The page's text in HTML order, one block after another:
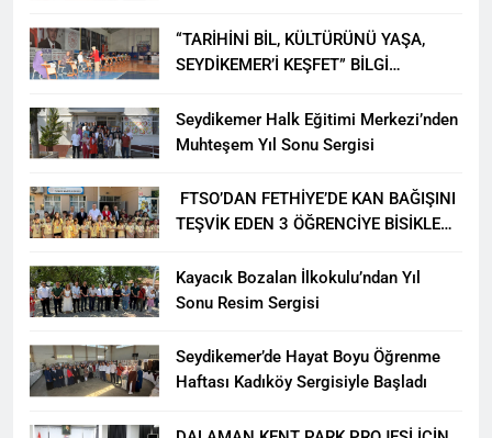
“TARİHİNİ BİL, KÜLTÜRÜNÜ YAŞA,
SEYDİKEMER’İ KEŞFET” BİLGİ
Seydikemer Halk Eğitimi Merkezi’nden
Muhteşem Yıl Sonu Sergisi
FTSO’DAN FETHİYE’DE KAN BAĞIŞINI
TEŞVİK EDEN 3 ÖĞRENCİYE BİSİKLET
Kayacık Bozalan İlkokulu’ndan Yıl
Sonu Resim Sergisi
Seydikemer’de Hayat Boyu Öğrenme
Haftası Kadıköy Sergisiyle Başladı